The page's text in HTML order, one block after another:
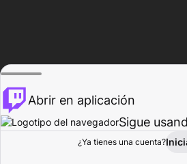
Explorar
Abrir en aplicación
Sigue
¿Ya tienes una cuenta?